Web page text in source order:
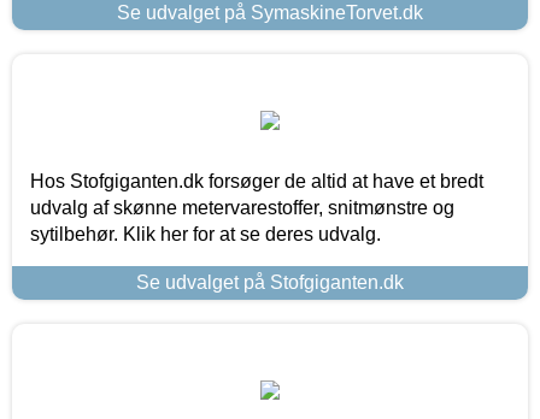
Se udvalget på SymaskineTorvet.dk
Hos Stofgiganten.dk forsøger de altid at have et bredt
udvalg af skønne metervarestoffer, snitmønstre og
sytilbehør. Klik her for at se deres udvalg.
Se udvalget på Stofgiganten.dk